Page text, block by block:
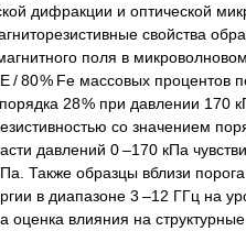
дифракции и оптической
свойства
поля в
/ 80 % Fe массовых процентов
28 % при давлении 170
со значением
давлений 0 –170 кПа
Также образцы вблизи
в диапазоне 3 –12 ГГц на
оценка влияния на